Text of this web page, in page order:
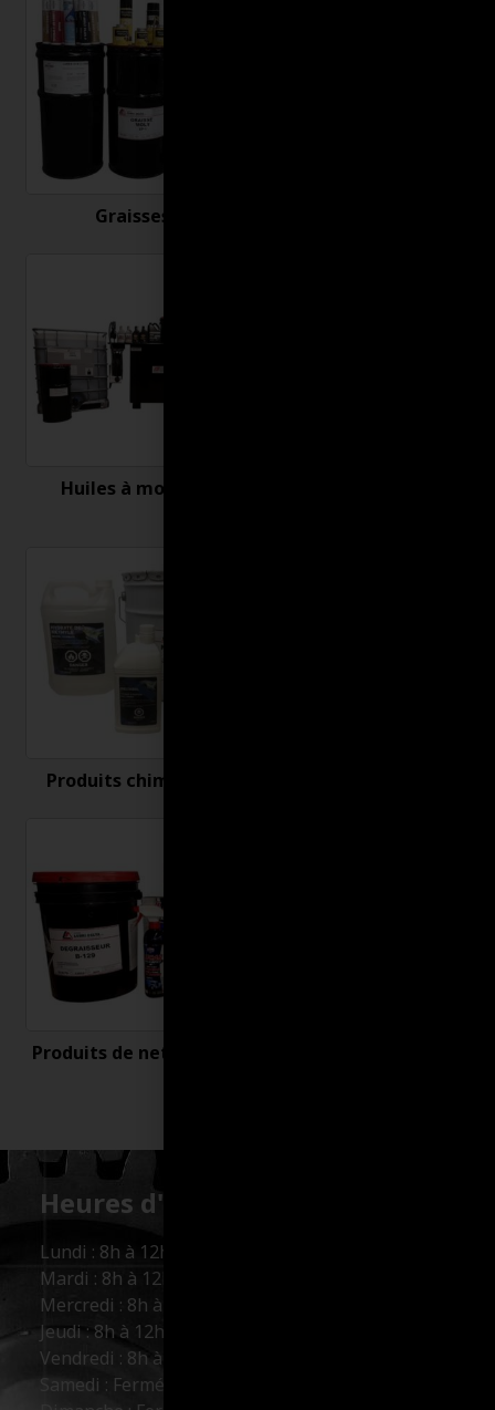
Graisses
Huiles à moteur
Produits chimiques
Produits de nettoyage
Heures d'ouverture :
Lundi : 8h à 12h et 13h à 17h
Mardi : 8h à 12h et 13h à 17h
Mercredi : 8h à 12h et 13h à 17h
Jeudi : 8h à 12h et 13h à 17h
Vendredi : 8h à 12h et 13h à 16h
Samedi : Fermé